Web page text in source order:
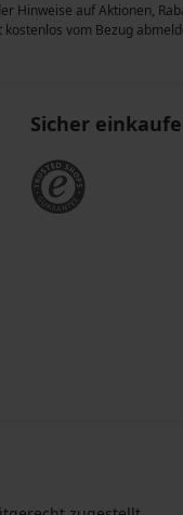
Hinweise auf Aktionen,
vom Bezug
Sicher